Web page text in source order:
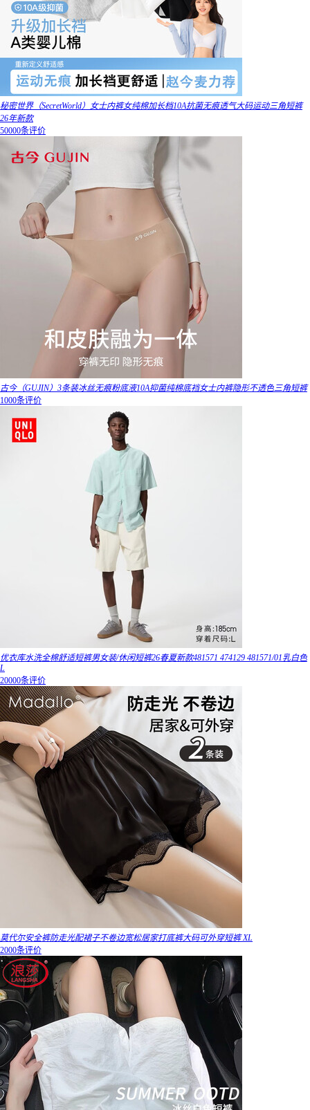
秘密世界（SecretWorld）女士内裤女纯棉加长档10A抗菌无痕透气大码运动三角短裤
26年新款
50000条评价
古今（GUJIN）3条装冰丝无痕粉底液10A抑菌纯棉底裆女士内裤隐形不透色三角短裤
1000条评价
优衣库水洗全棉舒适短裤男女装/休闲短裤26春夏新款481571 474129 481571/01乳白色
L
20000条评价
莫代尔安全裤防走光配裙子不卷边宽松居家打底裤大码可外穿短裤 XL
2000条评价